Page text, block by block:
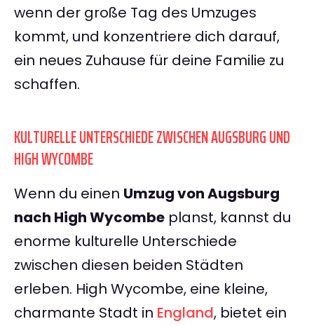
wenn der große Tag des Umzuges
kommt, und konzentriere dich darauf,
ein neues Zuhause für deine Familie zu
schaffen.
KULTURELLE UNTERSCHIEDE ZWISCHEN AUGSBURG UND
HIGH WYCOMBE
Wenn du einen Umzug von Augsburg
nach High Wycombe planst, kannst du
enorme kulturelle Unterschiede
zwischen diesen beiden Städten
erleben. High Wycombe, eine kleine,
charmante Stadt in England, bietet ein